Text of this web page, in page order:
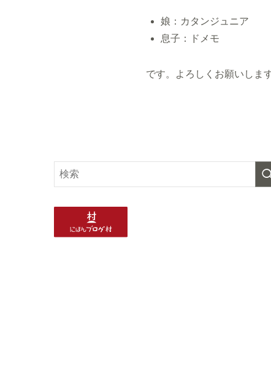
娘：カタンジュニア
息子：ドメモ
です。よろしくお願いします